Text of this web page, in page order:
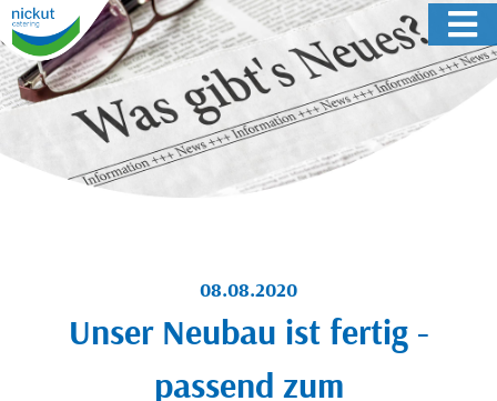
08.08.2020
Unser Neubau ist fertig -
passend zum